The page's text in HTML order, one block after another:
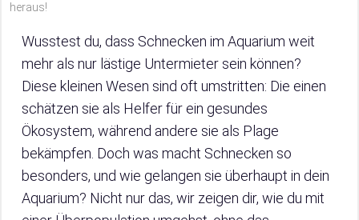
heraus!
Wusstest du, dass Schnecken im Aquarium weit
mehr als nur lästige Untermieter sein können?
Diese kleinen Wesen sind oft umstritten: Die einen
schätzen sie als Helfer für ein gesundes
Ökosystem, während andere sie als Plage
bekämpfen. Doch was macht Schnecken so
besonders, und wie gelangen sie überhaupt in dein
Aquarium? Nicht nur das, wir zeigen dir, wie du mit